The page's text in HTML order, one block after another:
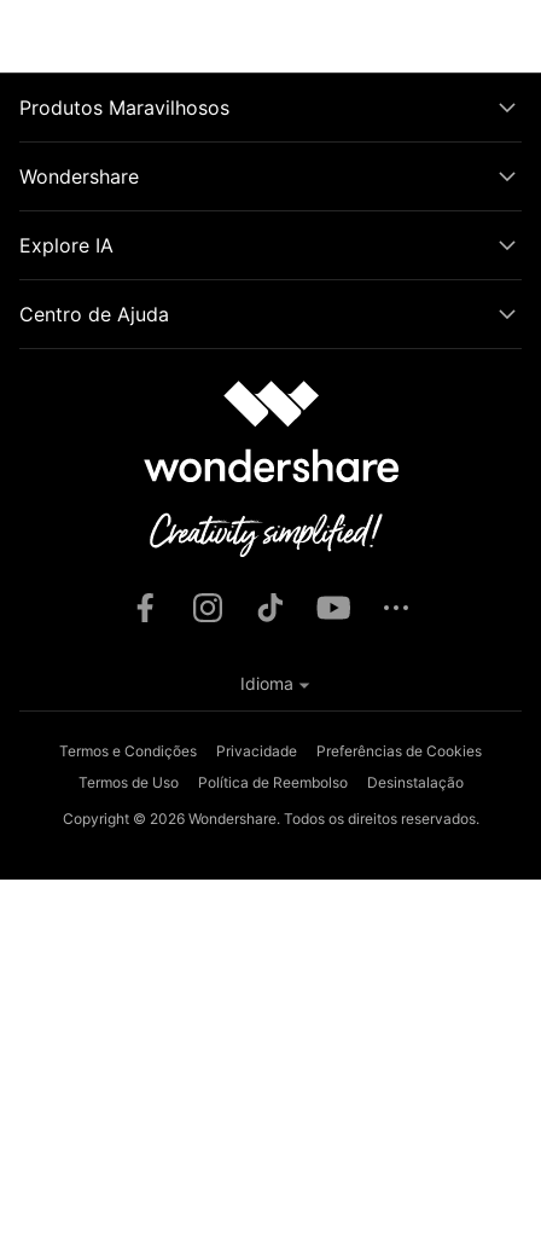
Produtos Maravilhosos
Wondershare
Explore IA
Centro de Ajuda
Termos e Condições Privacidade
Preferências de Cookies
Termos de Uso
Política de Reembolso
Desinstalação
Copyright © 2026 Wondershare. Todos os direitos reservados.
Idioma